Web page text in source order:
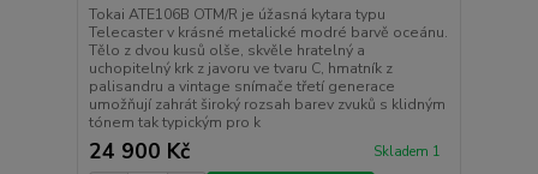
Tokai ATE106B OTM/R je úžasná kytara typu
Telecaster v krásné metalické modré barvě oceánu.
Tělo z dvou kusů olše, skvěle hratelný a
uchopitelný krk z javoru ve tvaru C, hmatník z
palisandru a vintage snímače třetí generace
umožňují zahrát široký rozsah barev zvuků s klidným
tónem tak typickým pro k
24 900 Kč Skladem 1